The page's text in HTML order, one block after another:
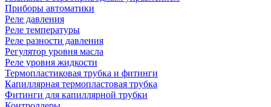
Приборы автоматики
Реле давления
Реле температуры
Реле разности давления
Регулятор уровня масла
Реле уровня жидкости
Термопластиковая трубка и фитинги
Капиллярная термопластовая трубка
Фитинги для капиллярной трубки